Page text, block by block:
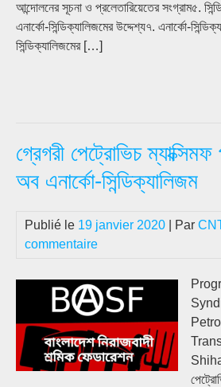
আন্দোলনের সূচনা ও প্রলেতারিয়েতের সংগ্রাম৫.
এনার্কো-সিন্ডিক্যালিজমের উদ্দেশ্য৭. এনার্কো-
সিন্ডিক্যালিজমের […]
গ্রেগরী পেট্রোভিচ
অব এনার্কো-সিন্ডিক্যালিজম
Publié le 19 janvier 2020 | Par
commentaire